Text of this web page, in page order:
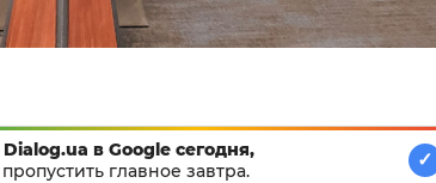
в Google сегодня,
главное завтра.
✓